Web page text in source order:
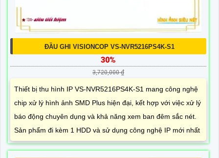
ĐẦU GHI VISIONCOP VS-NVR5216PS4K-S1
30%
3,720,000 ₫
Thiết bị thu hình IP VS-NVR5216PS4K-S1 mang công nghệ
chip xử lý hình ảnh SMD Plus hiện đại, kết hợp với việc xử lý
báo động chuyên dụng và khả năng xem ban đêm sắc nét.
Sản phẩm đi kèm 1 HDD và sử dụng công nghệ IP mới nhất